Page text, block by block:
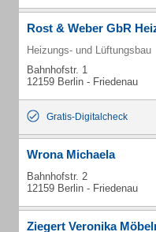
Rost & Weber GbR
Heizungs- und Lüftungsbau
Bahnhofstr. 1
12159 Berlin - Friedenau
Gratis-Digitalcheck
Wrona Michaela
Bahnhofstr. 2
12159 Berlin - Friedenau
Ziegert Veronika